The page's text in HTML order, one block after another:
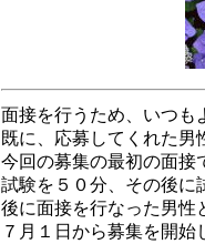
面接を行うため、いつも
既に、応募してくれた男
今回の募集の最初の面接
試験を５０分、その後に
後に面接を行なった男性
７月１日から募集を開